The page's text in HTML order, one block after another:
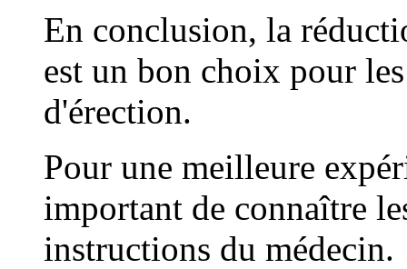
En conclusion, la
est un bon choix pour
d'érection.
Pour une meilleure
important de connaître
instructions du médecin.